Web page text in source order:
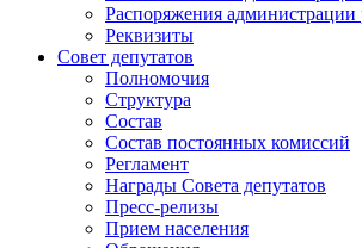
Распоряжения администрации
Реквизиты
Совет депутатов
Полномочия
Структура
Состав
Состав постоянных комиссий
Регламент
Награды Совета депутатов
Пресс-релизы
Прием населения